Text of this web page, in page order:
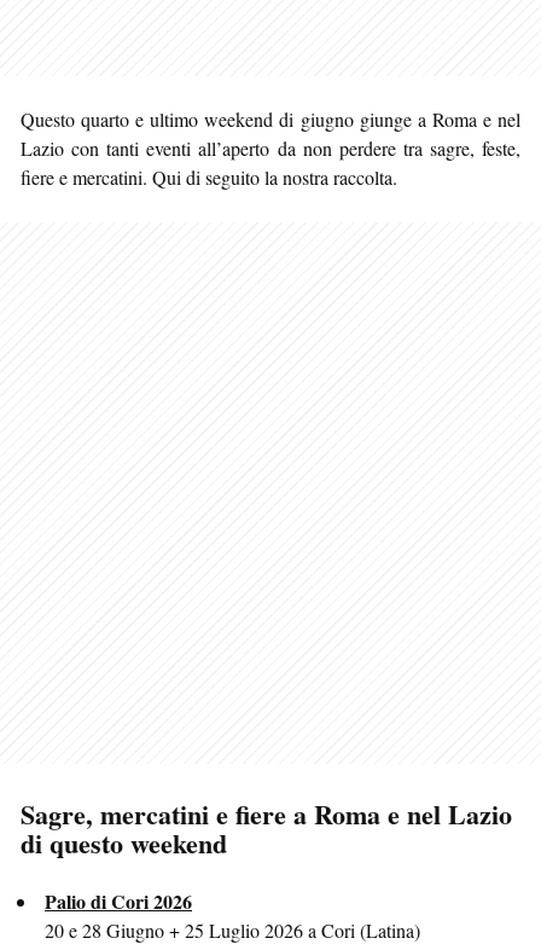
Questo quarto e ultimo weekend di giugno giunge a Roma e nel
Lazio con tanti eventi all’aperto da non perdere tra sagre, feste,
fiere e mercatini. Qui di seguito la nostra raccolta.
Sagre, mercatini e fiere a Roma e nel Lazio
di questo weekend
Palio di Cori 2026
20 e 28 Giugno + 25 Luglio 2026 a Cori (Latina)